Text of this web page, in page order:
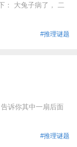
： 大兔子病了， 二
#推理谜题
诉你其中一扇后面
#推理谜题